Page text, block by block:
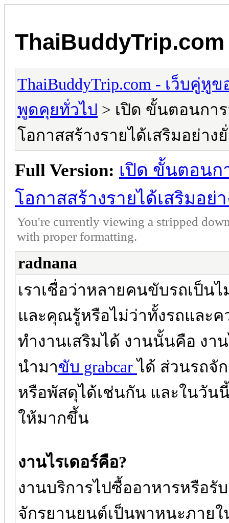
ThaiBuddyTrip.com - เว็บคู่หู
พูดคุยทั่วไป > เปิด ขั้นตอนกา
โอกาสสร้างรายได้เสริมอย่าง
Full Version: เปิด ขั้นตอนก
โอกาสสร้างรายได้เสริมอย่
You're currently viewing a stripped
with proper formatting.
radnana
เราเชื่อว่าหลายคนขับรถเป็น
และคุณรู้หรือไม่ว่าทั้งรถและ
ทำงานเสริมได้ งานนั้นคือ งา
นำมาขับ grabcar ได้ ส่วนรถจั
หรือพัสดุได้เช่นกัน และในวัน
ให้มากขึ้น
งานไรเดอร์คือ?
งานบริการไปซื้ออาหารหรือรั
จักรยานยนต์เป็นพาหนะภายใ